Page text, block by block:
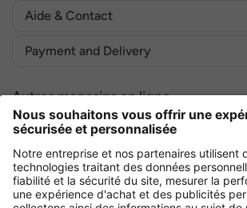
Aide & Contact
Payment and Delivery
Autres magasins en ligne
France
Achetez en toute sécurité avec :